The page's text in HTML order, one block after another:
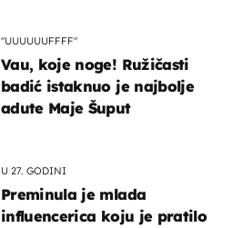
"UUUUUUFFFF"
Vau, koje noge! Ružičasti
badić istaknuo je najbolje
adute Maje Šuput
U 27. GODINI
Preminula je mlada
influencerica koju je pratilo